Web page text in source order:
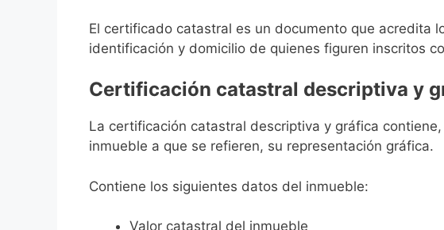
El certificado catastral es un documento que acredita
identificación y domicilio de quienes figuren inscritos
Certificación catastral descriptiva y
La certificación catastral descriptiva y gráfica
inmueble a que se refieren, su representación gráfica.
Contiene los siguientes datos del inmueble:
Valor catastral del inmueble